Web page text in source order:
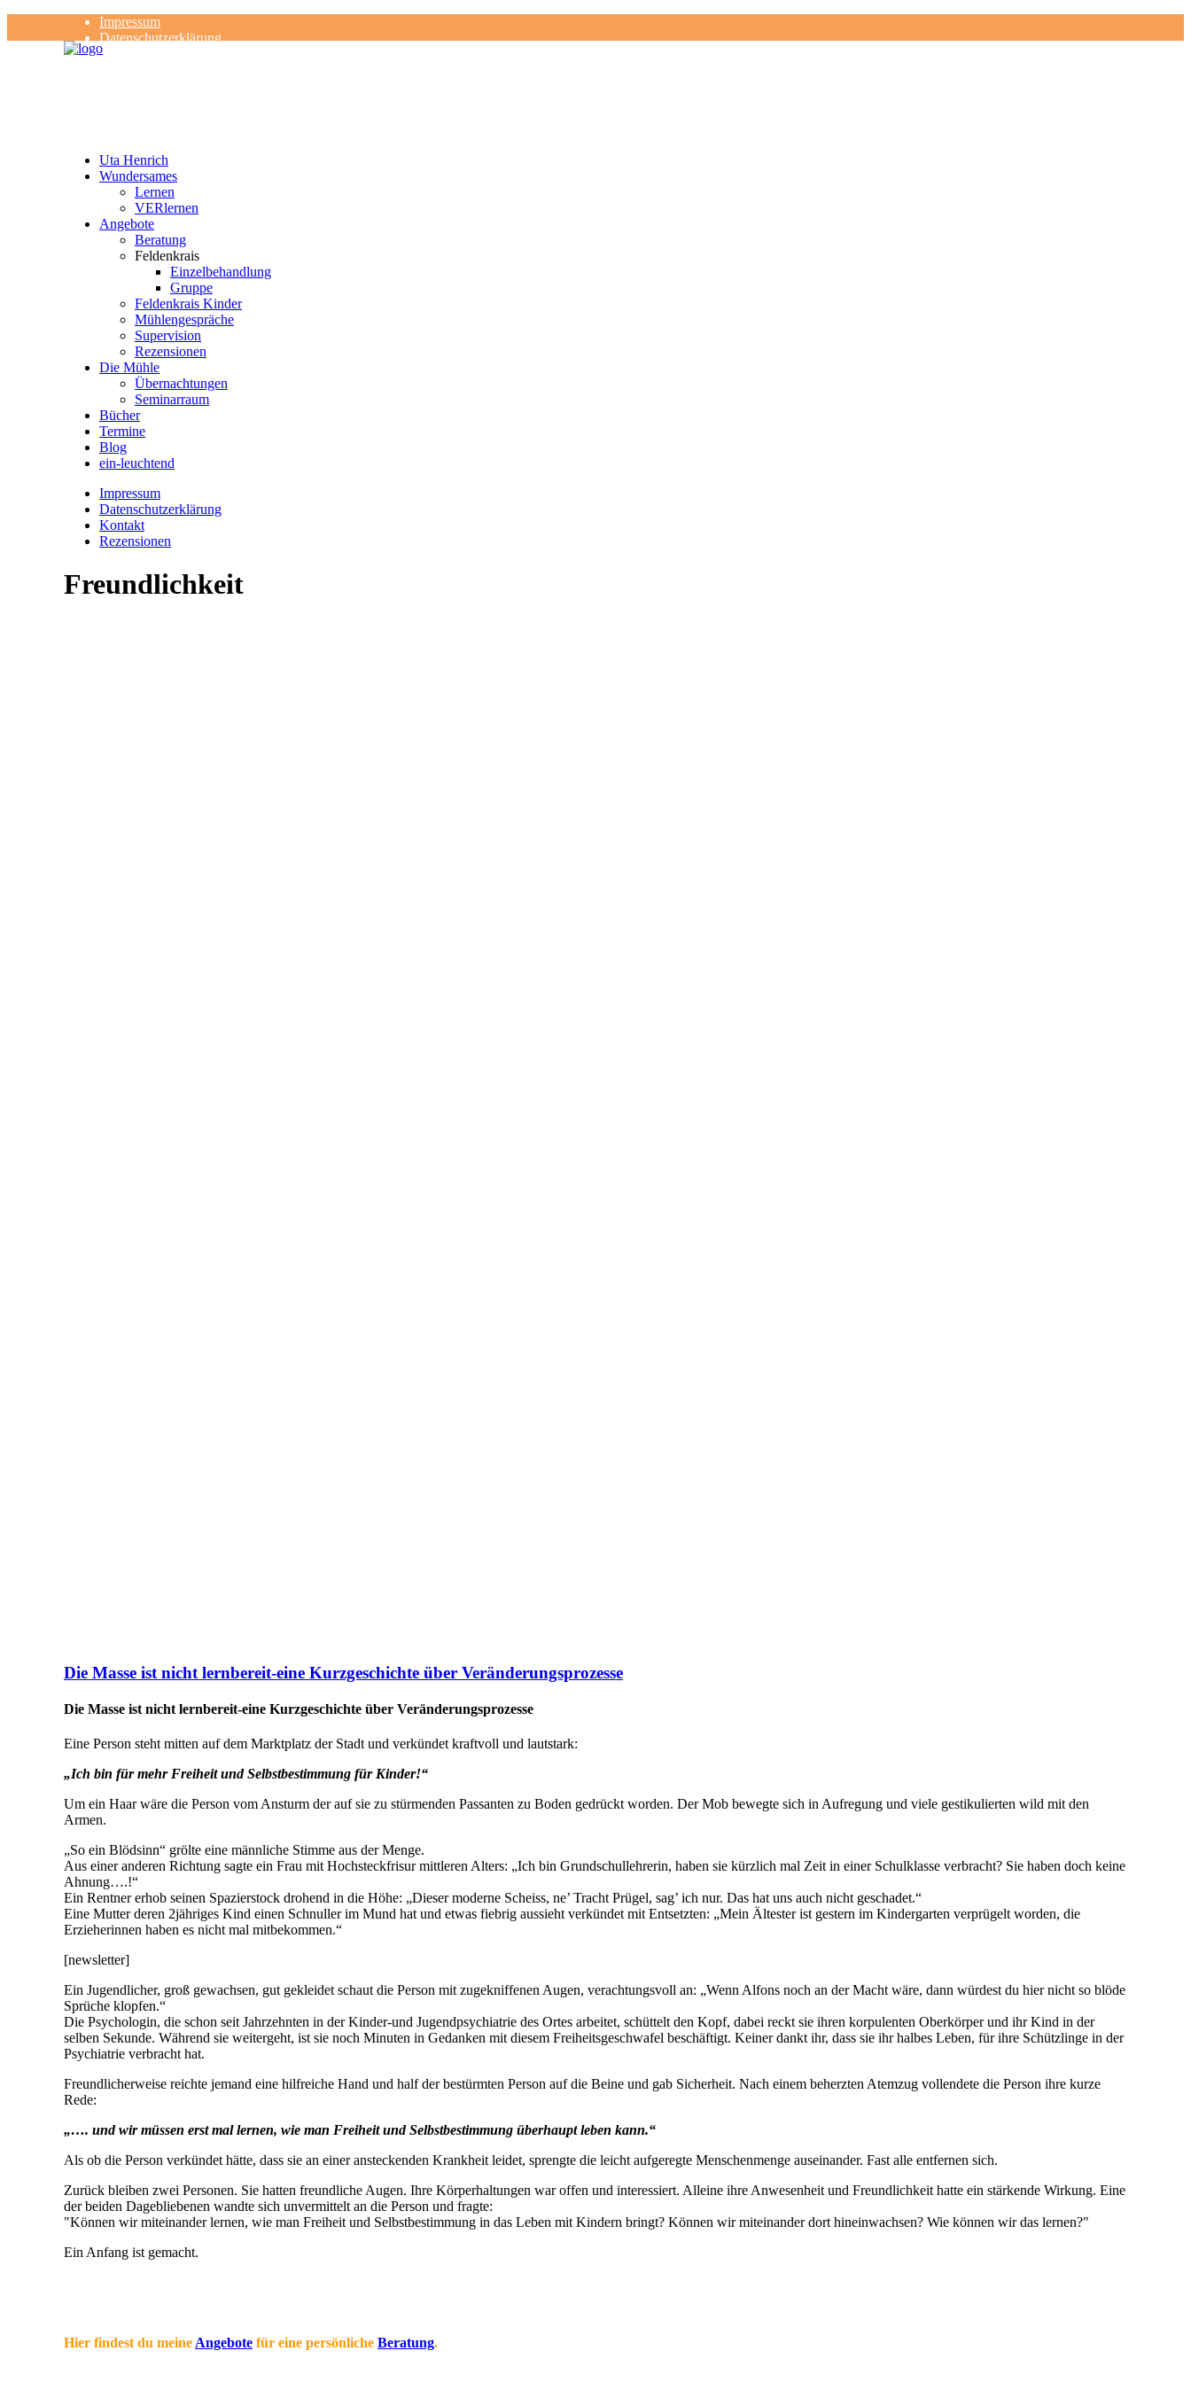
Impressum
Datenschutzerklärung
Kontakt
Uta Henrich
Wundersames
Lernen
VERlernen
Angebote
Beratung
Feldenkrais
Einzelbehandlung
Gruppe
Feldenkrais Kinder
Mühlengespräche
Supervision
Rezensionen
Die Mühle
Übernachtungen
Seminarraum
Bücher
Termine
Blog
ein-leuchtend
Impressum
Datenschutzerklärung
Kontakt
Rezensionen
Freundlichkeit
Die Masse ist nicht lernbereit-eine Kurzgeschichte über Veränderungsprozesse
Die Masse ist nicht lernbereit-eine Kurzgeschichte über Veränderungsprozesse
Eine Person steht mitten auf dem Marktplatz der Stadt und verkündet kraftvoll und lautstark:
„Ich bin für mehr Freiheit und Selbstbestimmung für Kinder!“
Um ein Haar wäre die Person vom Ansturm der auf sie zu stürmenden Passanten zu Boden gedrückt worden. Der Mob bewegte sich in Aufregung und viele gestikulierten wild mit den
Armen.
„So ein Blödsinn“ grölte eine männliche Stimme aus der Menge.
Aus einer anderen Richtung sagte ein Frau mit Hochsteckfrisur mittleren Alters: „Ich bin Grundschullehrerin, haben sie kürzlich mal Zeit in einer Schulklasse verbracht? Sie haben doch keine
Ahnung….!“
Ein Rentner erhob seinen Spazierstock drohend in die Höhe: „Dieser moderne Scheiss, ne’ Tracht Prügel, sag’ ich nur. Das hat uns auch nicht geschadet.“
Eine Mutter deren 2jähriges Kind einen Schnuller im Mund hat und etwas fiebrig aussieht verkündet mit Entsetzten: „Mein Ältester ist gestern im Kindergarten verprügelt worden, die
Erzieherinnen haben es nicht mal mitbekommen.“
[newsletter]
Ein Jugendlicher, groß gewachsen, gut gekleidet schaut die Person mit zugekniffenen Augen, verachtungsvoll an: „Wenn Alfons noch an der Macht wäre, dann würdest du hier nicht so blöde
Sprüche klopfen.“
Die Psychologin, die schon seit Jahrzehnten in der Kinder-und Jugendpsychiatrie des Ortes arbeitet, schüttelt den Kopf, dabei reckt sie ihren korpulenten Oberkörper und ihr Kind in der
selben Sekunde. Während sie weitergeht, ist sie noch Minuten in Gedanken mit diesem Freiheitsgeschwafel beschäftigt. Keiner dankt ihr, dass sie ihr halbes Leben, für ihre Schützlinge in der
Psychiatrie verbracht hat.
Freundlicherweise reichte jemand eine hilfreiche Hand und half der bestürmten Person auf die Beine und gab Sicherheit. Nach einem beherzten Atemzug vollendete die Person ihre kurze
Rede:
„…. und wir müssen erst mal lernen, wie man Freiheit und Selbstbestimmung überhaupt leben kann.“
Als ob die Person verkündet hätte, dass sie an einer ansteckenden Krankheit leidet, sprengte die leicht aufgeregte Menschenmenge auseinander. Fast alle entfernen sich.
Zurück bleiben zwei Personen. Sie hatten freundliche Augen. Ihre Körperhaltungen war offen und interessiert. Alleine ihre Anwesenheit und Freundlichkeit hatte ein stärkende Wirkung. Eine
der beiden Dagebliebenen wandte sich unvermittelt an die Person und fragte:
"Können wir miteinander lernen, wie man Freiheit und Selbstbestimmung in das Leben mit Kindern bringt? Können wir miteinander dort hineinwachsen? Wie können wir das lernen?"
Ein Anfang ist gemacht.
Hier findest du meineAngebote für eine persönliche Beratung.